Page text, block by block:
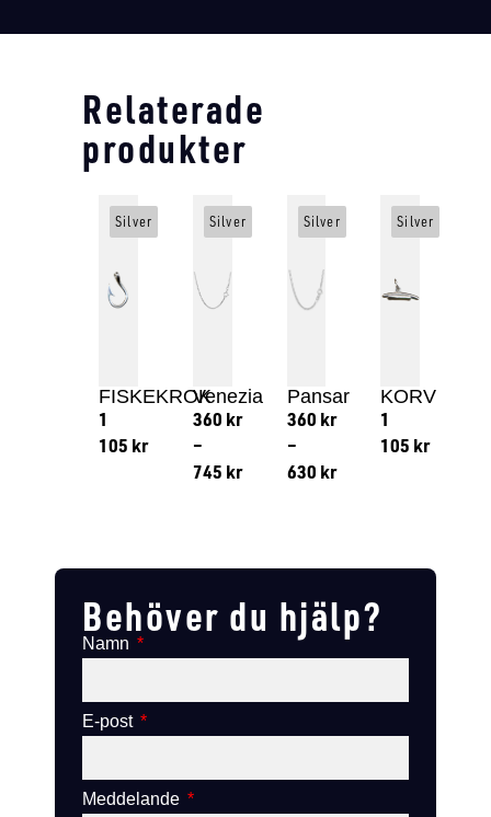
Relaterade
produkter
FISKEKROK
1
105 kr
Silver
Venezia
360 kr
–
745 kr
Silver
Pansar
360 kr
–
630 kr
Silver
KORV
1
105 kr
Silver
Behöver du hjälp?
Namn
E-post
Meddelande